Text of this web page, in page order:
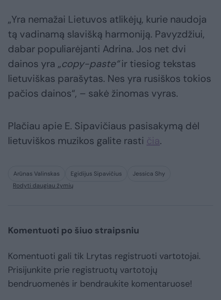
„Yra nemažai Lietuvos atlikėjų, kurie naudoja
tą vadinamą slavišką harmoniją. Pavyzdžiui,
dabar populiarėjanti Adrina. Jos net dvi
dainos yra „copy-paste“ir tiesiog tekstas
lietuviškas parašytas. Nes yra rusiškos tokios
pačios dainos“, – sakė žinomas vyras.
Plačiau apie E. Sipavičiaus pasisakymą dėl
lietuviškos muzikos galite rasti čia.
Arūnas Valinskas Egidijus Sipavičius
Jessica Shy
Rodyti daugiau žymių
Komentuoti po šiuo straipsniu
Komentuoti gali tik Lrytas registruoti vartotojai.
Prisijunkite prie registruotų vartotojų
bendruomenės ir bendraukite komentaruose!